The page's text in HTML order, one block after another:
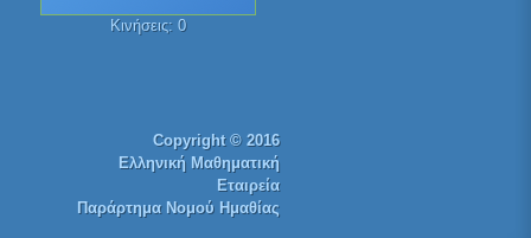
Κινήσεις: 0
Copyright © 2016
Ελληνική Μαθηματική
Εταιρεία
Παράρτημα Νομού Ημαθίας